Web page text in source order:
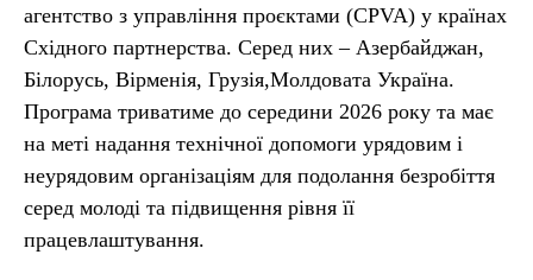
агентство з управління проєктами (CPVA) у країнах
Східного партнерства. Серед них – Азербайджан,
Білорусь, Вірменія, Грузія,Молдовата Україна.
Програма триватиме до середини 2026 року та має
на меті надання технічної допомоги урядовим і
неурядовим організаціям для подолання безробіття
серед молоді та підвищення рівня її
працевлаштування.